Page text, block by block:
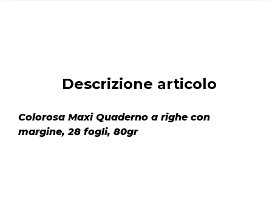
Descrizione articolo
Colorosa Maxi Quaderno a righe con
margine, 28 fogli, 80gr